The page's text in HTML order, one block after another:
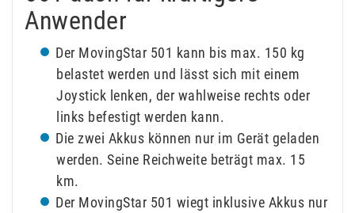
Anwender
Der MovingStar 501 kann bis max. 150 kg
belastet werden und lässt sich mit einem
Joystick lenken, der wahlweise rechts oder
links befestigt werden kann.
Die zwei Akkus können nur im Gerät geladen
werden. Seine Reichweite beträgt max. 15
km.
Der MovingStar 501 wiegt inklusive Akkus nur